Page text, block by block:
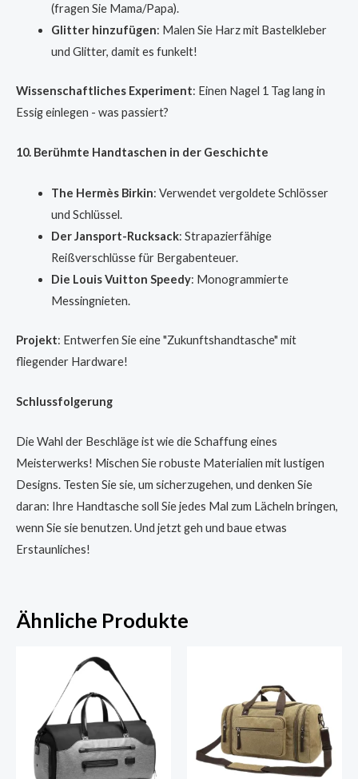
(fragen Sie Mama/Papa).
Glitter hinzufügen: Malen Sie Harz mit Bastelkleber
und Glitter, damit es funkelt!
Wissenschaftliches Experiment: Einen Nagel 1 Tag lang in
Essig einlegen - was passiert?
10. Berühmte Handtaschen in der Geschichte
The Hermès Birkin: Verwendet vergoldete Schlösser
und Schlüssel.
Der Jansport-Rucksack: Strapazierfähige
Reißverschlüsse für Bergabenteuer.
Die Louis Vuitton Speedy: Monogrammierte
Messingnieten.
Projekt: Entwerfen Sie eine "Zukunftshandtasche" mit
fliegender Hardware!
Schlussfolgerung
Die Wahl der Beschläge ist wie die Schaffung eines
Meisterwerks! Mischen Sie robuste Materialien mit lustigen
Designs. Testen Sie sie, um sicherzugehen, und denken Sie
daran: Ihre Handtasche soll Sie jedes Mal zum Lächeln bringen,
wenn Sie sie benutzen. Und jetzt geh und baue etwas
Erstaunliches!
Ähnliche Produkte